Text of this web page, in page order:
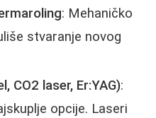
: Mehaničko
stvaranje novog
CO2 laser, Er:YAG):
opcije. Laseri